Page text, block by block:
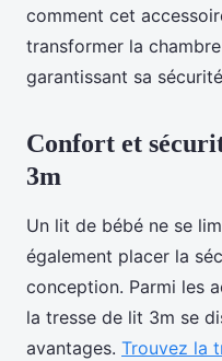
comment cet
transformer la
garantissant sa
Confort et
3m
Un lit de bébé ne se
également placer la
conception. Parmi les
la tresse de lit 3m se
avantages. Trouvez la